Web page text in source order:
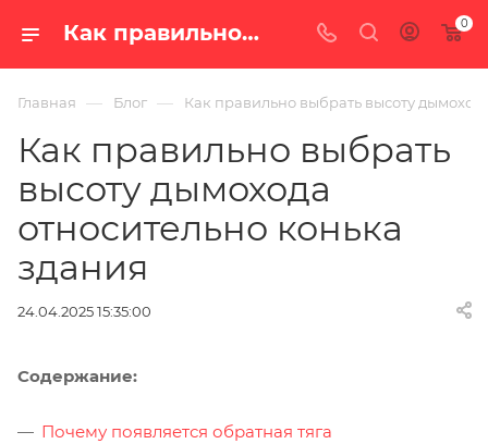
Как правильно выбрать высоту дымохода относительно конька здания — блог интернет-магазина «100 печей.ру» 0
Главная — Блог — Как правильно выбрать высоту
Как правильно выбрать
высоту дымохода
относительно конька
здания
24.04.2025 15:35:00
Содержание:
Почему появляется обратная тяга